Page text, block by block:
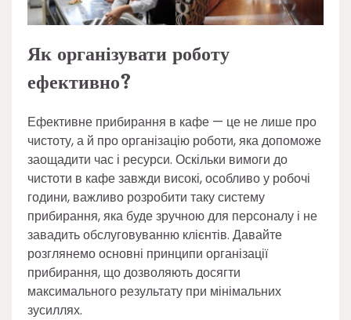
Як організувати роботу
ефективно?
Ефективне прибирання в кафе — це не лише про
чистоту, а й про організацію роботи, яка допоможе
заощадити час і ресурси. Оскільки вимоги до
чистоти в кафе завжди високі, особливо у робочі
години, важливо розробити таку систему
прибирання, яка буде зручною для персоналу і не
завадить обслуговуванню клієнтів. Давайте
розглянемо основні принципи організації
прибирання, що дозволяють досягти
максимального результату при мінімальних
зусиллях.